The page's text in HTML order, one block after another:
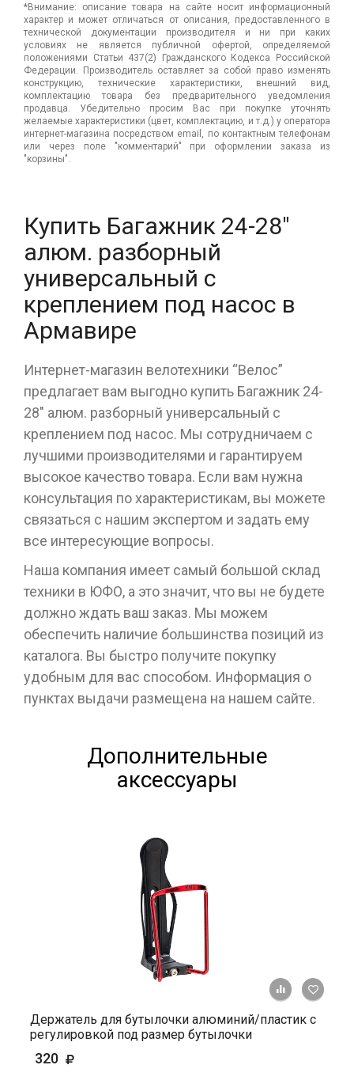
*Внимание: описание товара на сайте носит информационный
характер и может отличаться от описания, предоставленного в
технической документации производителя и ни при каких
условиях не является публичной офертой, определяемой
положениями Статьи 437(2) Гражданского Кодекса Российской
Федерации. Производитель оставляет за собой право изменять
конструкцию, технические характеристики, внешний вид,
комплектацию товара без предварительного уведомления
продавца. Убедительно просим Вас при покупке уточнять
желаемые характеристики (цвет, комплектацию, и т.д.) у оператора
интернет-магазина посредством email, по контактным телефонам
или через поле "комментарий" при оформлении заказа из
"корзины".
Купить Багажник 24-28"
алюм. разборный
универсальный с
креплением под насос в
Армавире
Интернет-магазин велотехники “Велос”
предлагает вам выгодно купить Багажник 24-
28" алюм. разборный универсальный с
креплением под насос. Мы сотрудничаем с
лучшими производителями и гарантируем
высокое качество товара. Если вам нужна
консультация по характеристикам, вы можете
связаться с нашим экспертом и задать ему
все интересующие вопросы.
Наша компания имеет самый большой склад
техники в ЮФО, а это значит, что вы не будете
должно ждать ваш заказ. Мы можем
обеспечить наличие большинства позиций из
каталога. Вы быстро получите покупку
удобным для вас способом. Информация о
пунктах выдачи размещена на нашем сайте.
Дополнительные
аксессуары
+ К
Держатель для бутылочки алюминий/пластик с
регулировкой под размер бутылочки
320